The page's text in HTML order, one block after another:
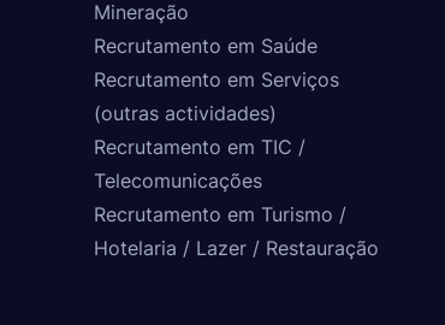
Mineração
Recrutamento em Saúde
Recrutamento em Serviços
(outras actividades)
Recrutamento em TIC /
Telecomunicações
Recrutamento em Turismo /
Hotelaria / Lazer / Restauração